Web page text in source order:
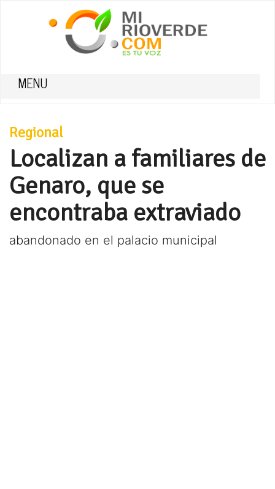
MENU
Regional
Localizan a familiares de
Genaro, que se
encontraba extraviado
abandonado en el palacio municipal